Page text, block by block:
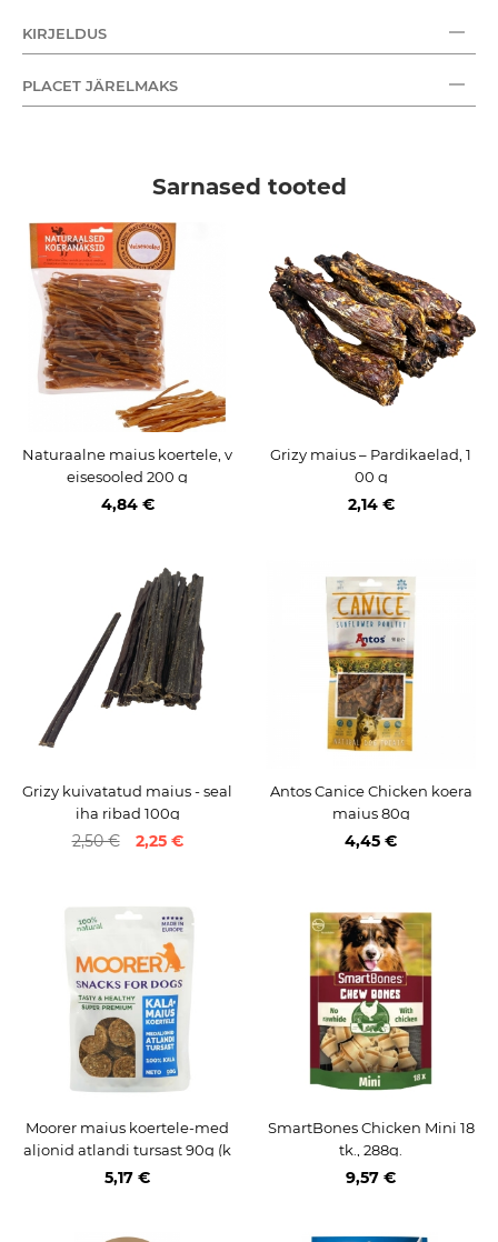
KIRJELDUS
PLACET JÄRELMAKS
Sarnased tooted
Naturaalne maius koertele, v
eisesooled 200 g
4,84 €
Grizy maius – Pardikaelad, 1
00 g
2,14 €
Grizy kuivatatud maius - seal
iha ribad 100g
2,50 € 2,25 €
Antos Canice Chicken koera
maius 80g
4,45 €
Moorer maius koertele-med
aljonid atlandi tursast 90g (k
ala 100%)
5,17 €
SmartBones Chicken Mini 18
tk., 288g.
9,57 €